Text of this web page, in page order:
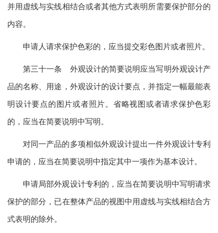
并用虚线与实线相结合或者其他方式表明所需要保护部分的
内容。
申请人请求保护色彩的，应当提交彩色图片或者照片。
第三十一条 外观设计的简要说明应当写明外观设计产
品的名称、用途，外观设计的设计要点，并指定一幅最能表
明设计要点的图片或者照片。省略视图或者请求保护色彩
的，应当在简要说明中写明。
对同一产品的多项相似外观设计提出一件外观设计专利
申请的，应当在简要说明中指定其中一项作为基本设计。
申请局部外观设计专利的，应当在简要说明中写明请求
保护的部分，已在整体产品的视图中用虚线与实线相结合方
式表明的除外。